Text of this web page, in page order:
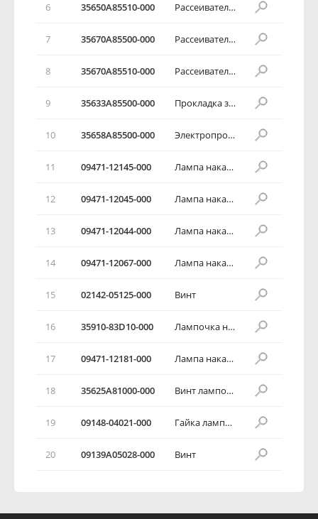
6 35650А85510-000 Рассеиватель заднего фонаря
7 35670А85500-000 Рассеиватель заднего фонаря
8 35670А85510-000 Рассеиватель заднего фонаря
9 35633А85500-000 Прокладка заднего фонаря
10 35658А85500-000 Электропроводка
11 09471-12145-000 Лампа накаливания (12в,21 вт)
12 09471-12045-000 Лампа накаливания (12в,21вт)
13 09471-12044-000 Лампа накаливания (12в,21/5вт)
14 09471-12067-000 Лампа накаливания (12в,27/8вт)
15 02142-05125-000 Винт
16 35910-83D10-000 Лампочка номерного знака в сборе
17 09471-12181-000 Лампа накаливания (12в/5вт)
18 35625А81000-000 Винт лампочки номерного знака
19 09148-04021-000 Гайка лампочки номерного знака
20 09139А05028-000 Винт